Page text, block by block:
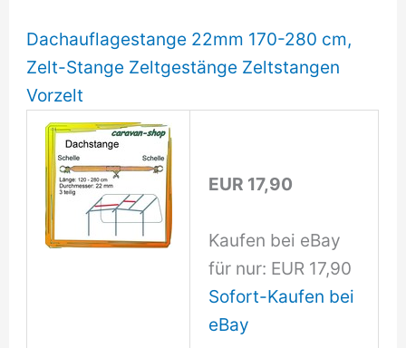
Dachauflagestange 22mm 170-280 cm,
Zelt-Stange Zeltgestänge Zeltstangen
Vorzelt
EUR 17,90
Kaufen bei eBay
für nur: EUR 17,90
Sofort-Kaufen bei
eBay